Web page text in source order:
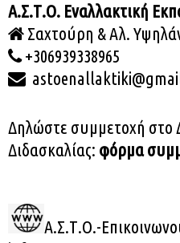
Α.Σ.Τ.Ο. Εναλλακτική
Σαχτούρη & Αλ.
+306939338965
Δηλώστε συμμετοχή στο
Διδασκαλίας: φόρμα
Α.Σ.Τ.Ο.-